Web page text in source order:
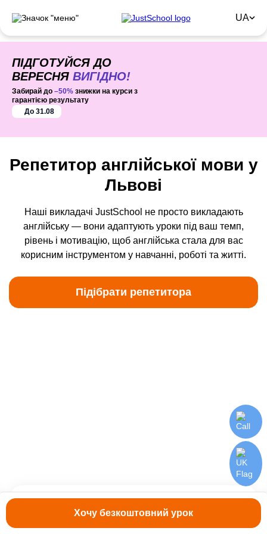
UA
ПІДГОТУЙСЯ ДО
ВЕРЕСНЯ ВИГІДНО!
Забирай до –50% знижки на курси з
гарантією результату
До 31.08
Репетитор англійської мови у
Львові
Наші викладачі JustSchool не просто викладають
англійську — вони адаптують уроки під ваш темп,
рівень і мотивацію, щоб англійська стала для вас
корисним інструментом у навчанні, роботі та житті.
Підібрати репетитора
Комунікативна методика
Хочу безкоштовний урок